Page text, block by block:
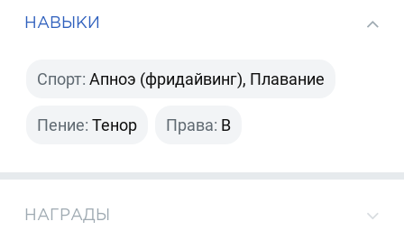
НАВЫКИ
Спорт: Апноэ (фридайвинг), Плавание
Пение: Тенор Права: B
НАГРАДЫ